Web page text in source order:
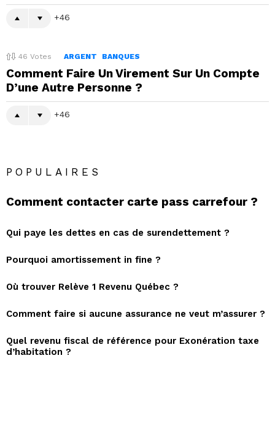
46
46 Votes ARGENT BANQUES
Comment Faire Un Virement Sur Un Compte
D’une Autre Personne ?
46
POPULAIRES
Comment contacter carte pass carrefour ?
Qui paye les dettes en cas de surendettement ?
Pourquoi amortissement in fine ?
Où trouver Relève 1 Revenu Québec ?
Comment faire si aucune assurance ne veut m’assurer ?
Quel revenu fiscal de référence pour Exonération taxe
d’habitation ?